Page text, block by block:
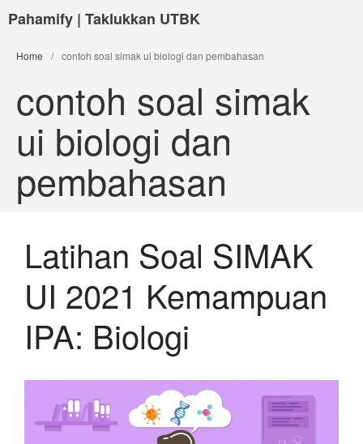
Pahamify | Taklukkan UTBK
Home / contoh soal simak ui biologi dan pembahasan
contoh soal simak
ui biologi dan
pembahasan
Latihan Soal SIMAK
UI 2021 Kemampuan
IPA: Biologi